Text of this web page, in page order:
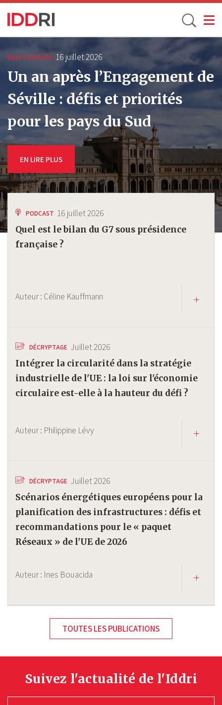
au
contenu
principal
Toggle
BILLET DE BLOG 16 juillet 2026
Un an après l’Engagement de
Séville : défis et priorités
pour les pays du Sud
EN LIRE PLUS
PODCAST 16 juillet 2026
Quel est le bilan du G7 sous présidence
française ?
Auteur : Céline Kauffmann
DÉCRYPTAGE Juillet 2026
Intégrer la circularité dans la stratégie
industrielle de l'UE : la loi sur l'économie
circulaire est-elle à la hauteur du défi ?
Auteur : Philippine Lévy
DÉCRYPTAGE Juillet 2026
Scénarios énergétiques européens pour la
planification des infrastructures : défis et
recommandations pour le « paquet
Réseaux » de l'UE de 2026
Auteur : Ines Bouacida
TOUTES LES PUBLICATIONS
Suivez l'actualité de l'Iddri